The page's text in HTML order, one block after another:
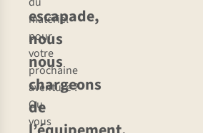
escapade,
nous
nous
chargeons
de
matériel
pour
votre
prochaine
aventure ?
Ou
vous